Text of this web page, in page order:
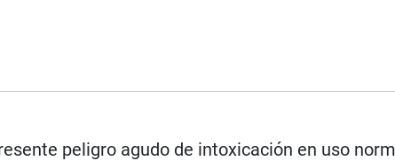
peligro agudo de intoxicación en uso